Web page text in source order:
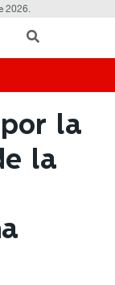
2026.
la
la